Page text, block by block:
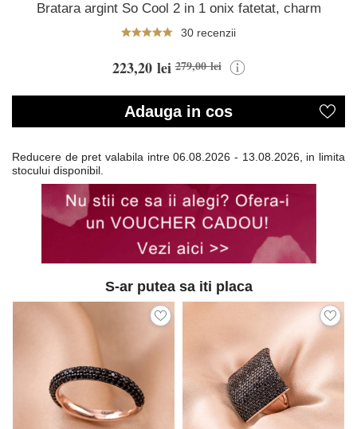
Bratara argint So Cool 2 in 1 onix fatetat, charm
30 recenzii
223,20 lei 279,00 lei
Adauga in cos
Reducere de pret valabila intre06.08.2026 - 13.08.2026, in limita
stocului disponibil.
S-ar putea sa iti placa